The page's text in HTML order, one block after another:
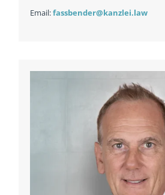
Email:fassbender@kanzlei.law